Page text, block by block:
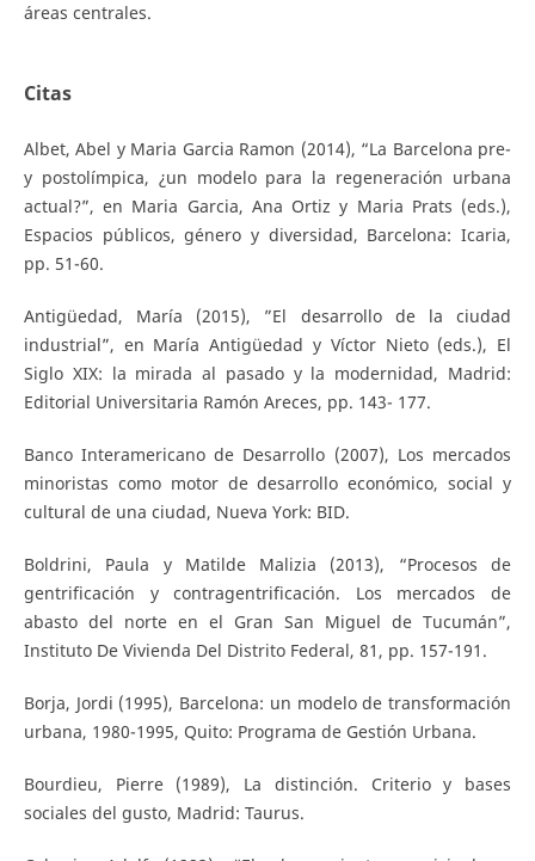
áreas centrales.
Citas
Albet, Abel y Maria Garcia Ramon (2014), “La Barcelona pre-
y postolímpica, ¿un modelo para la regeneración urbana
actual?”, en Maria Garcia, Ana Ortiz y Maria Prats (eds.),
Espacios públicos, género y diversidad, Barcelona: Icaria,
pp. 51-60.
Antigüedad, María (2015), ”El desarrollo de la ciudad
industrial”, en María Antigüedad y Víctor Nieto (eds.), El
Siglo XIX: la mirada al pasado y la modernidad, Madrid:
Editorial Universitaria Ramón Areces, pp. 143- 177.
Banco Interamericano de Desarrollo (2007), Los mercados
minoristas como motor de desarrollo económico, social y
cultural de una ciudad, Nueva York: BID.
Boldrini, Paula y Matilde Malizia (2013), “Procesos de
gentrificación y contragentrificación. Los mercados de
abasto del norte en el Gran San Miguel de Tucumán”,
Instituto De Vivienda Del Distrito Federal, 81, pp. 157-191.
Borja, Jordi (1995), Barcelona: un modelo de transformación
urbana, 1980-1995, Quito: Programa de Gestión Urbana.
Bourdieu, Pierre (1989), La distinción. Criterio y bases
sociales del gusto, Madrid: Taurus.